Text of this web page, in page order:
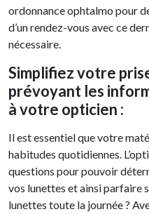
ordonnance ophtalmo pour
d’un rendez-vous avec ce
nécessaire.
Simplifiez votre
prévoyant les
à votre opticien :
Il est essentiel que votre
habitudes quotidiennes.
questions pour pouvoir
vos lunettes et ainsi parfaire
lunettes toute la journée ?